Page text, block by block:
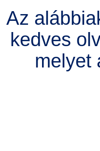
Az
kedves
melyet